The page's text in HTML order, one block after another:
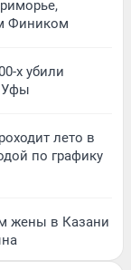
Фиником
х убили
Уфы
лето в
по графику
жены в Казани